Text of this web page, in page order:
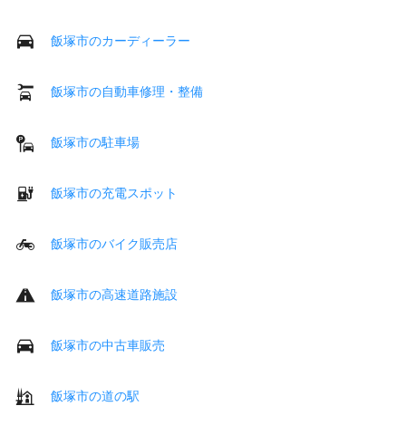
飯塚市のカーディーラー
飯塚市の自動車修理・整備
飯塚市の駐車場
飯塚市の充電スポット
飯塚市のバイク販売店
飯塚市の高速道路施設
飯塚市の中古車販売
飯塚市の道の駅